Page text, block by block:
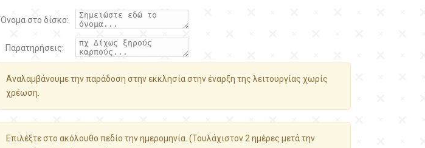
Όνομα στο δίσκο:
Παρατηρήσεις:
Αναλαμβάνουμε την παράδοση στην εκκλησία στην έναρξη της λειτουργίας χωρίς
χρέωση.
Επιλέξτε στο ακόλουθο πεδίο την ημερομηνία. (Τουλάχιστον 2 ημέρες μετά την